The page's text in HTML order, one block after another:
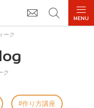
ーク
ク
作り方講座